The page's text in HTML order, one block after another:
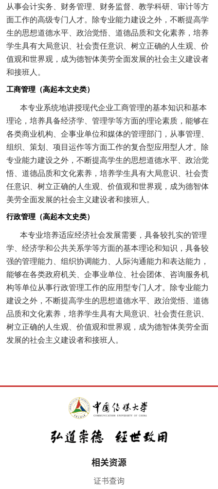
从事会计实务、财务管理、财务监督、教学科研、审计等方
面工作的高级专门人才。除专业能力建设之外，不断提高学
生的思想道德水平、政治觉悟、道德品质和文化素养，培养
学生具有大局意识、社会责任意识、树立正确的人生观、价
值观和世界观，成为德智体美劳全面发展的社会主义建设者
和接班人。
工商管理（高起本文史类）
本专业系统地讲授现代企业工商管理的基本知识和基本
理论，培养具备经济学、管理学等方面的理论素质，能够在
各类商业机构、企事业单位和媒体的管理部门，从事管理、
组织、策划、项目运作等方面工作的复合型应用型人才。
除
专业能力建设之外，不断提高学生的思想道德水平、政治觉
悟、道德品质和文化素养，培养学生具有大局意识、社会责
任意识、树立正确的人生观、价值观和世界观，成为德智体
美劳全面发展的社会主义建设者和接班人。
行政管理（高起本文史类）
本专业培养适应经济社会发展需要，具备较扎实的管理
学、经济学和公共关系学等方面的基本理论和知识，具备较
强的管理能力、组织协调能力、人际沟通能力和表达能力，
能够在各类政府机关、企事业单位、社会团体、咨询服务机
构等单位从事行政管理工作的应用型专门人才。除专业能力
建设之外，不断提高学生的思想道德水平、政治觉悟、道德
品质和文化素养，培养学生具有大局意识、社会责任意识、
树立正确的人生观、价值观和世界观，成为德智体美劳全面
发展的社会主义建设者和接班人。
相关资源
证书查询